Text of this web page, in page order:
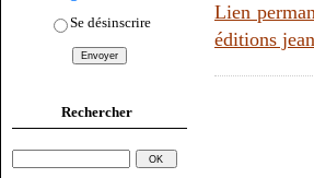
Se désinscrire
Rechercher
Lien
éditions